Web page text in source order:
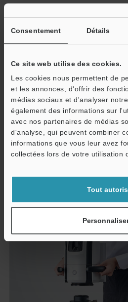
Consentement Détails
Ce site web utilise des cookies.
Les cookies nous permettent de
et les annonces, d'offrir des
médias sociaux et d'analyser
également des informations sur
avec nos partenaires de médias
d'analyse, qui peuvent combiner
informations que vous leur avez
collectées lors de votre utilisation
Tout
Large plage de mesure,
contraintes
Utilisation à la portée de
Télécharger le
Mesure rapide,